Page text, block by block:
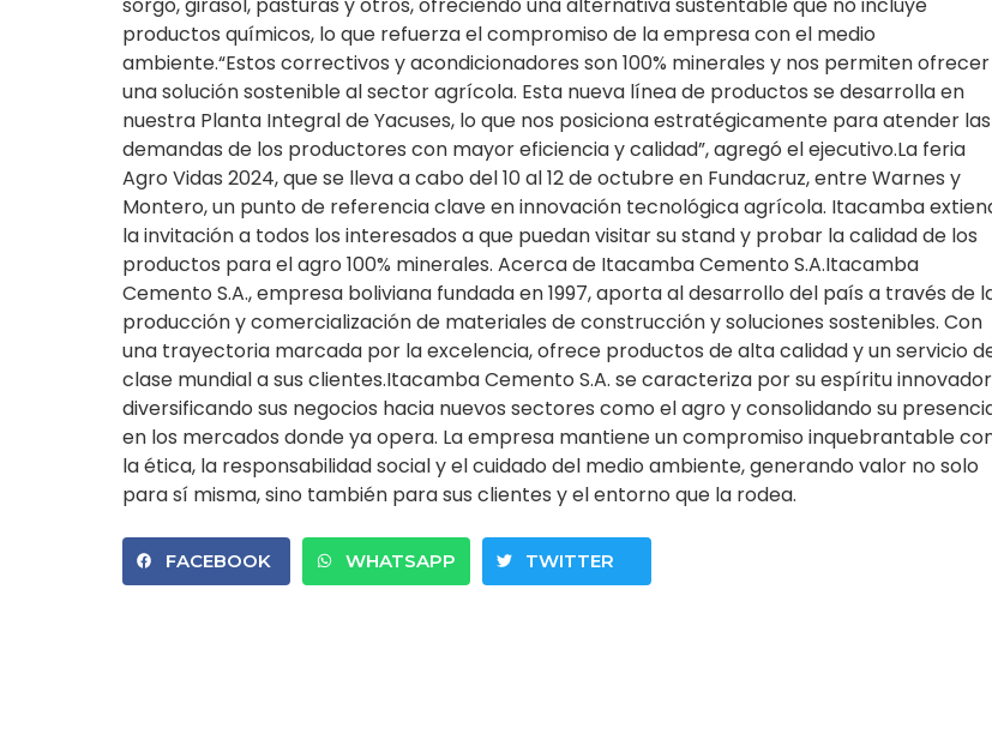
productos químicos, lo que refuerza el compromiso de la empresa con el medio
ambiente.“Estos correctivos y acondicionadores son 100% minerales y nos permiten ofrecer
una solución sostenible al sector agrícola. Esta nueva línea de productos se desarrolla en
nuestra Planta Integral de Yacuses, lo que nos posiciona estratégicamente para atender las
demandas de los productores con mayor eficiencia y calidad”, agregó el ejecutivo.La feria
Agro Vidas 2024, que se lleva a cabo del 10 al 12 de octubre en Fundacruz, entre Warnes y
Montero, un punto de referencia clave en innovación tecnológica agrícola. Itacamba
la invitación a todos los interesados a que puedan visitar su stand y probar la calidad de los
productos para el agro 100% minerales. Acerca de Itacamba Cemento S.A.Itacamba
Cemento S.A., empresa boliviana fundada en 1997, aporta al desarrollo del país a través de
producción y comercialización de materiales de construcción y soluciones sostenibles. Con
una trayectoria marcada por la excelencia, ofrece productos de alta calidad y un servicio
clase mundial a sus clientes.Itacamba Cemento S.A. se caracteriza por su espíritu
diversificando sus negocios hacia nuevos sectores como el agro y consolidando su
en los mercados donde ya opera. La empresa mantiene un compromiso inquebrantable
la ética, la responsabilidad social y el cuidado del medio ambiente, generando valor no solo
para sí misma, sino también para sus clientes y el entorno que la rodea.
FACEBOOK WHATSAPP TWITTER